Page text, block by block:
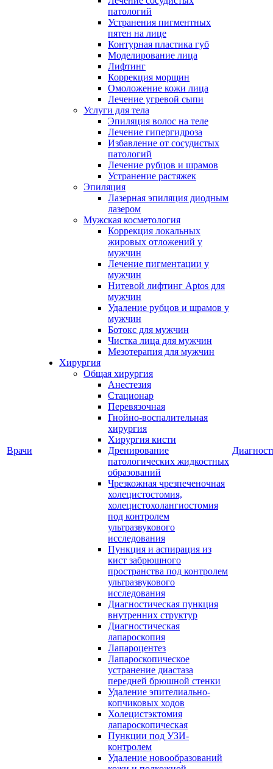
Врачи
патологий
Устранения пигментных
пятен на лице
Контурная пластика губ
Моделирование лица
Лифтинг
Коррекция морщин
Омоложение кожи лица
Лечение угревой сыпи
Услуги для тела
Эпиляция волос на теле
Лечение гипергидроза
Избавление от сосудистых
патологий
Лечение рубцов и шрамов
Устранение растяжек
Эпиляция
Лазерная эпиляция диодным
лазером
Мужская косметология
Коррекция локальных
жировых отложений у
мужчин
Лечение пигментации у
мужчин
Нитевой лифтинг Aptos для
мужчин
Удаление рубцов и шрамов у
мужчин
Ботокс для мужчин
Чистка лица для мужчин
Мезотерапия для мужчин
Хирургия
Общая хирургия
Анестезия
Стационар
Перевязочная
Гнойно-воспалительная
хирургия
Хирургия кисти
Дренирование
патологических жидкостных
образований
Чрезкожная чрезпеченочная
холецистостомия,
холецистохолангиостомия
под контролем
ультразвукового
исследования
Пункция и аспирация из
кист забрюшного
пространства под контролем
ультразвукового
исследования
Диагностическая пункция
внутренних структур
Диагностическая
лапароскопия
Лапароцентез
Лапароскопическое
устранение диастаза
передней брюшной стенки
Удаление эпителиально-
копчиковых ходов
Холецистэктомия
лапароскопическая
Пункции под УЗИ-
контролем
Удаление новообразований